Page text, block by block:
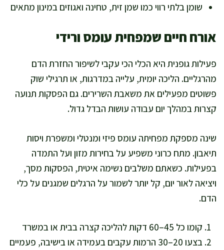
שומן בלתי רווי כמו שמן זית, טחינה ואגוזים במינון מתאים
אורח חיים שמפחית עומס ורידי
פעילות גופנית היא הכלי הכי עקבי לשיפור החזרת הדם
מהרגליים. הליכה יומית, עלייה במדרגות, או תרגילי שוק
פשוטים מפעילים את משאבת השרירים. גם הפסקות תנועה
קצרות במהלך יום עבודה עושות הבדל גדול.
שינה מספקת מפחיתה עומס פיזי ומנטלי ומשפרת ויסות
תיאבון. מתח כרוני משפיע על בחירות מזון ועל התמדה
בפעילות. כשאתם משלבים נשימה איטית, הפסקות מסך,
ויציאה לאור יום, קל יותר לשמור על הרגלים שמגנים על כלי
הדם.
קומו כל 45–60 דקות להליכה קצרה בבית או במשרד
בצעו 20–30 הרמות עקבים בעמידה או בישיבה, פעמיים